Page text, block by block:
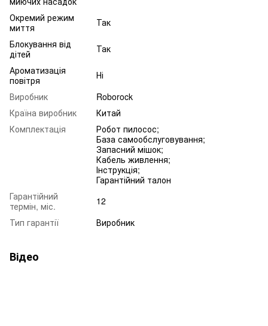
Окремий режим
миття
Так
Блокування від
дітей
Так
Ароматизація
повітря
Ні
Виробник
Roborock
Країна виробник
Китай
Комплектація
Робот пилосос;
База самообслуговування;
Запасний мішок;
Кабель живлення;
Інструкція;
Гарантійний талон
Гарантійний
термін, міс.
12
Тип гарантії
Виробник
Відео